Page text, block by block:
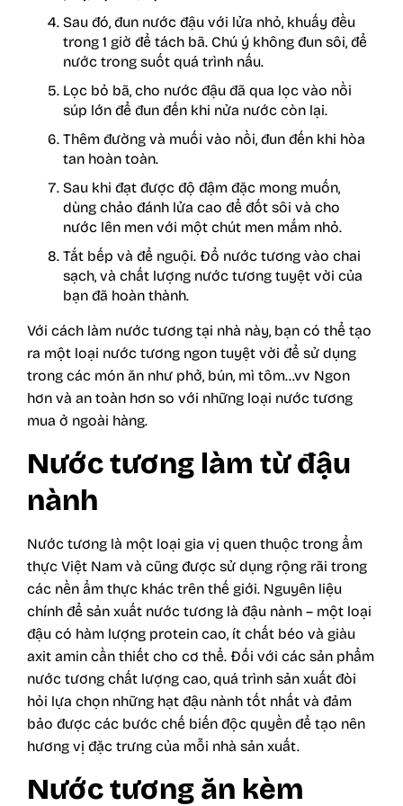
Sau đó, đun nước đậu với lửa nhỏ, khuấy đều
trong 1 giờ để tách bã. Chú ý không đun sôi, để
nước trong suốt quá trình nấu.
Lọc bỏ bã, cho nước đậu đã qua lọc vào nồi
súp lớn để đun đến khi nửa nước còn lại.
Thêm đường và muối vào nồi, đun đến khi hòa
tan hoàn toàn.
Sau khi đạt được độ đậm đặc mong muốn,
dùng chảo đánh lửa cao để đốt sôi và cho
nước lên men với một chút men mắm nhỏ.
Tắt bếp và để nguội. Đổ nước tương vào chai
sạch, và chất lượng nước tương tuyệt vời của
bạn đã hoàn thành.
Với cách làm nước tương tại nhà này, bạn có thể tạo
ra một loại nước tương ngon tuyệt vời để sử dụng
trong các món ăn như phở, bún, mì tôm…vv Ngon
hơn và an toàn hơn so với những loại nước tương
mua ở ngoài hàng.
Nước tương làm từ đậu
nành
Nước tương là một loại gia vị quen thuộc trong ẩm
thực Việt Nam và cũng được sử dụng rộng rãi trong
các nền ẩm thực khác trên thế giới. Nguyên liệu
chính để sản xuất nước tương là đậu nành – một loại
đậu có hàm lượng protein cao, ít chất béo và giàu
axit amin cần thiết cho cơ thể. Đối với các sản phẩm
nước tương chất lượng cao, quá trình sản xuất đòi
hỏi lựa chọn những hạt đậu nành tốt nhất và đảm
bảo được các bước chế biến độc quyền để tạo nên
hương vị đặc trưng của mỗi nhà sản xuất.
Nước tương ăn kèm